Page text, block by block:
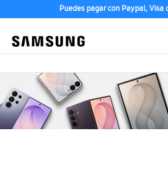
Puedes pagar con Paypal,